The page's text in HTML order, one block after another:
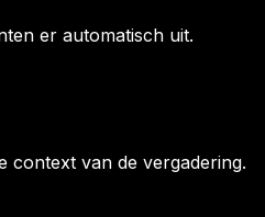
er automatisch uit.
context van de vergadering.